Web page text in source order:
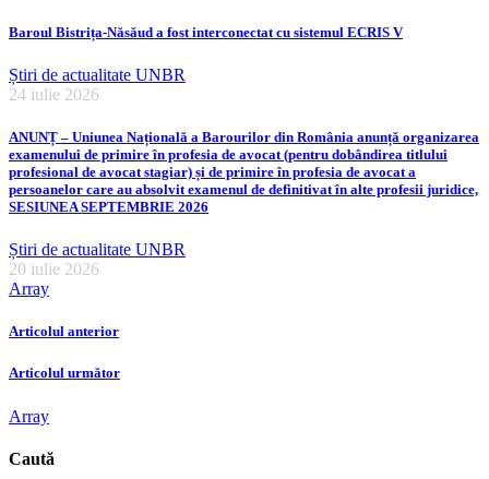
Baroul Bistrița-Năsăud a fost interconectat cu sistemul ECRIS V
Știri de actualitate UNBR
24 iulie 2026
ANUNȚ – Uniunea Națională a Barourilor din România anunță organizarea
examenului de primire în profesia de avocat (pentru dobândirea titlului
profesional de avocat stagiar) și de primire în profesia de avocat a
persoanelor care au absolvit examenul de definitivat în alte profesii juridice,
SESIUNEA SEPTEMBRIE 2026
Știri de actualitate UNBR
20 iulie 2026
Array
Articolul anterior
Articolul următor
Array
Caută